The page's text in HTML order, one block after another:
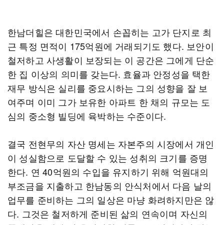
한남더힐은 대한민국에서 손꼽히는 고가 단지로 최
근 특정 면적이 175억원에 거래되기도 했다. 보안이
철저하고 사생활이 보장되는 이 공간은 그에게 단순
한 집 이상의 의미를 갖는다. 효율과 안정성을 택한
재무 방식은 실리를 중요시하는 그의 성향을 잘 보
여주며 이미 그가 보유한 아파트 한 채의 규모는 도
심의 중소형 빌딩에 육박하는 수준이다.
결국 전현무의 자산 명세는 자본주의 시장에서 개인
이 성실함으로 도달할 수 있는 성취의 크기를 증명
한다. 연 40억원의 수입을 유지하기 위해 억원대의
부조금을 지출하고 한남동의 안식처에서 다음 날의
업무를 준비하는 그의 일상은 마냥 화려하지만은 않
다. 그것은 철저하게 준비된 삶의 연속이며 자신의